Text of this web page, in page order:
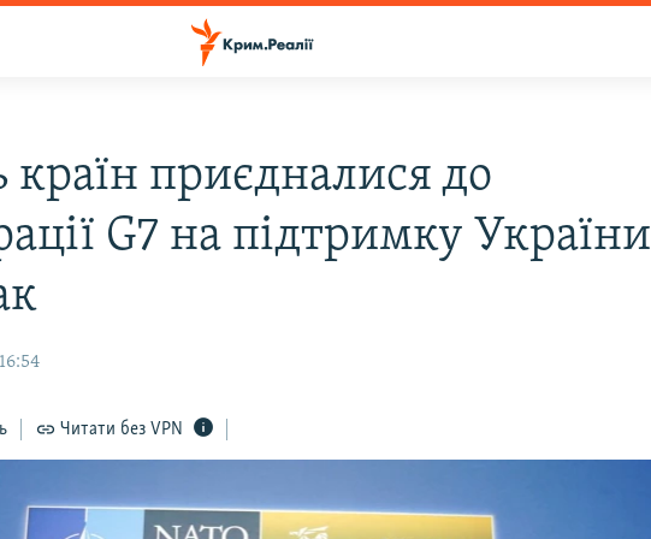
країн приєдналися до
G7 на підтримку України
Читати без VPN